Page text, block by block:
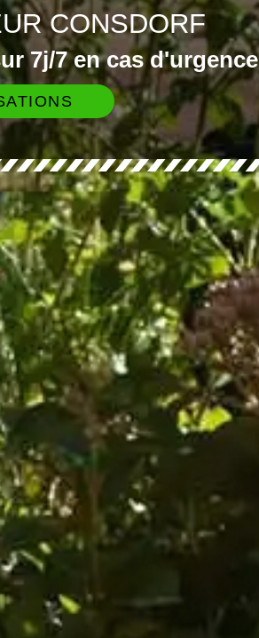
CONSDORF
7j/7 en cas d'urgence